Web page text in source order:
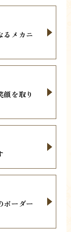
るメカニ
を取り
ボーダー